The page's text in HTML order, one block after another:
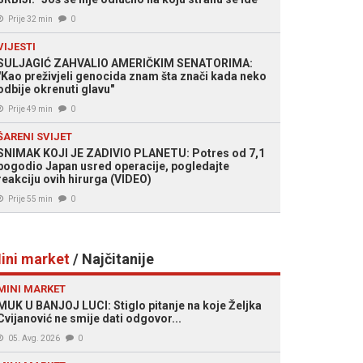
Prije 32 min 0
ZAHVALIO AMERIČKIM SENATORIMA:
preživjeli genocida znam šta znači kada neko
okrenuti glavu"
Prije 49 min 0
SVIJET
KOJI JE ZADIVIO PLANETU: Potres od 7,1
Japan usred operacije, pogledajte
ovih hirurga (VIDEO)
Prije 55 min 0
market/ Najčitanije
MARKET
U BANJOJ LUCI: Stiglo pitanje na koje Željka
ne smije dati odgovor...
05. Avg. 2026 0